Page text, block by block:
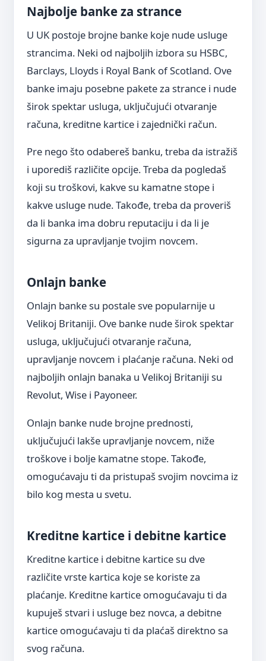
Najbolje banke za strance
U UK postoje brojne banke koje nude usluge
strancima. Neki od najboljih izbora su HSBC,
Barclays, Lloyds i Royal Bank of Scotland. Ove
banke imaju posebne pakete za strance i nude
širok spektar usluga, uključujući otvaranje
računa, kreditne kartice i zajednički račun.
Pre nego što odabereš banku, treba da istražiš
i uporediš različite opcije. Treba da pogledaš
koji su troškovi, kakve su kamatne stope i
kakve usluge nude. Takođe, treba da proveriš
da li banka ima dobru reputaciju i da li je
sigurna za upravljanje tvojim novcem.
Onlajn banke
Onlajn banke su postale sve popularnije u
Velikoj Britaniji. Ove banke nude širok spektar
usluga, uključujući otvaranje računa,
upravljanje novcem i plaćanje računa. Neki od
najboljih onlajn banaka u Velikoj Britaniji su
Revolut, Wise i Payoneer.
Onlajn banke nude brojne prednosti,
uključujući lakše upravljanje novcem, niže
troškove i bolje kamatne stope. Takođe,
omogućavaju ti da pristupaš svojim novcima iz
bilo kog mesta u svetu.
Kreditne kartice i debitne kartice
Kreditne kartice i debitne kartice su dve
različite vrste kartica koje se koriste za
plaćanje. Kreditne kartice omogućavaju ti da
kupuješ stvari i usluge bez novca, a debitne
kartice omogućavaju ti da plaćaš direktno sa
svog računa.